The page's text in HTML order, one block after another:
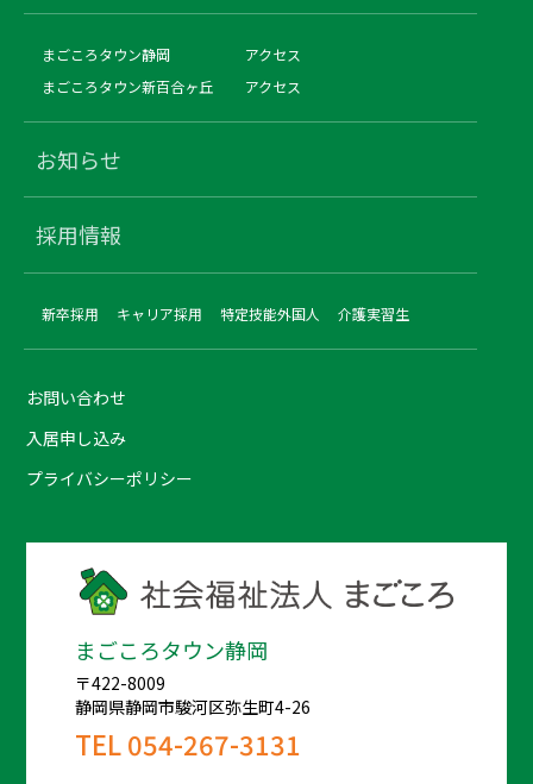
まごころタウン静岡
アクセス
まごころタウン新百合ヶ丘
アクセス
お知らせ
採用情報
新卒採用 キャリア採用 特定技能外国人 介護実習生
お問い合わせ
入居申し込み
プライバシーポリシー
まごころタウン静岡
〒422-8009
静岡県静岡市駿河区弥生町4-26
TEL054-267-3131